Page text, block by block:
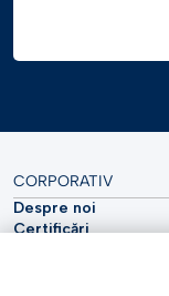
CORPORATIV
Despre noi
Certificări